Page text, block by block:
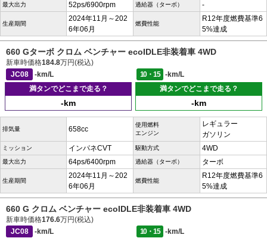
最大出力 52ps/6900rpm 過給器（ターボ） -
生産期間
2024年11月～202
6年06月
燃費性能
R12年度燃費基準6
5%達成
660 Gターボ クロム ベンチャー ecoIDLE非装着車 4WD
新車時価格184.8万円(税込)
JC08
-km/L 10・15
-km/L
満タンでどこまで走る？
-km
満タンでどこまで走る？
-km
排気量 658cc
使用燃料
エンジン
レギュラー
ガソリン
ミッション インパネCVT 駆動方式 4WD
最大出力 64ps/6400rpm 過給器（ターボ） ターボ
生産期間
2024年11月～202
6年06月
燃費性能
R12年度燃費基準6
5%達成
660 G クロム ベンチャー ecoIDLE非装着車 4WD
新車時価格176.6万円(税込)
JC08
-km/L 10・15
-km/L